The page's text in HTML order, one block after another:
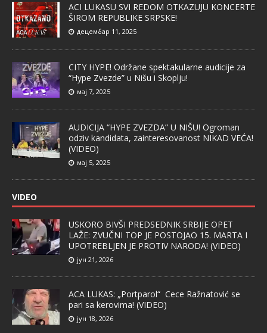
ACI LUKASU SVI REDOM OTKAZUJU KONCERTE
ŠIROM REPUBLIKE SRPSKE!
децембар 11, 2025
CITY HYPE! Održane spektakularne audicije za
“Hype Zvezde” u Nišu i Skoplju!
мај 7, 2025
AUDICIJA “HYPE ZVEZDA” U NIŠU! Ogroman
odziv kandidata, zainteresovanost NIKAD VEĆA!
(VIDEO)
мај 5, 2025
VIDEO
USKORO BIVŠI PREDSEDNIK SRBIJE OPET
LAŽE: ZVUČNI TOP JE POSTOJAO 15. MARTA I
UPOTREBLJEN JE PROTIV NARODA! (VIDEO)
јун 21, 2026
ACA LUKAS: „Portparol“ Cece Ražnatović se
pari sa kerovima! (VIDEO)
јун 18, 2026